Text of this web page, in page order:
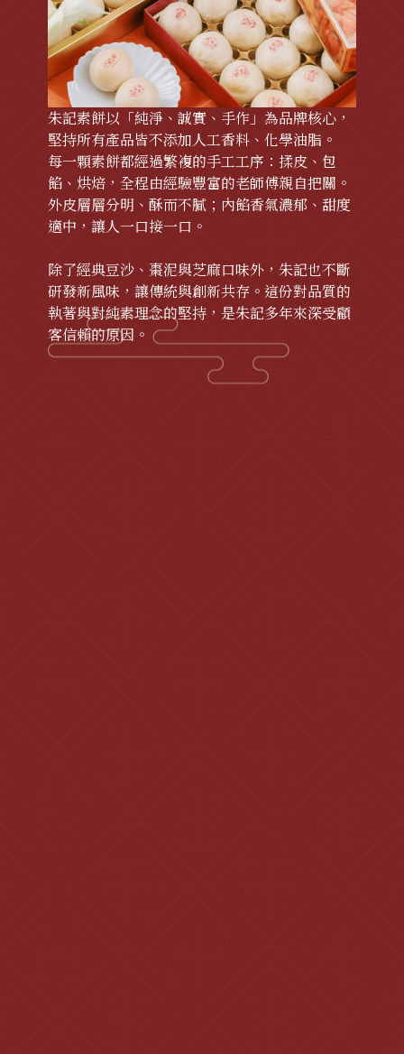
朱記素餅以「純淨、誠實、手作」為品牌核心，
堅持所有產品皆不添加人工香料、化學油脂。
每一顆素餅都經過繁複的手工工序：揉皮、包
餡、烘焙，全程由經驗豐富的老師傅親自把關。
外皮層層分明、酥而不膩；內餡香氣濃郁、甜度
適中，讓人一口接一口。
除了經典豆沙、棗泥與芝麻口味外，朱記也不斷
研發新風味，讓傳統與創新共存。這份對品質的
執著與對純素理念的堅持，是朱記多年來深受顧
客信賴的原因。